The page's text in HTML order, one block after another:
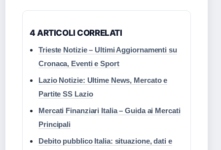
4 ARTICOLI CORRELATI
Trieste Notizie – Ultimi Aggiornamenti su
Cronaca, Eventi e Sport
Lazio Notizie: Ultime News, Mercato e
Partite SS Lazio
Mercati Finanziari Italia – Guida ai Mercati
Principali
Debito pubblico Italia: situazione, dati e